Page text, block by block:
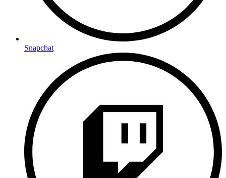
Snapchat